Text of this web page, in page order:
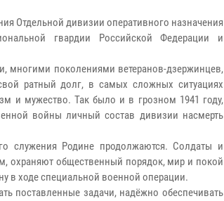
Отдельной дивизии оперативного назначения
гвардии Российской Федерации и
многими поколениями ветеранов-дзержинцев,
ратный долг, в самых сложных ситуациях
и мужество. Так было и в грозном 1941 году,
войны личный состав дивизии насмерть
служения Родине продолжаются. Солдаты и
охраняют общественный порядок, мир и покой
в ходе специальной военной операции.
поставленные задачи, надёжно обеспечивать